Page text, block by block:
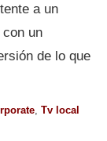
a un
un
de lo que
Tv local